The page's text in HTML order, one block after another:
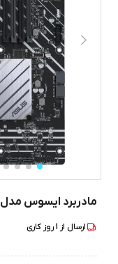
مادربرد ایسوس مدل PRIME B660-PLUS D4
ارسال از 1روز کاری